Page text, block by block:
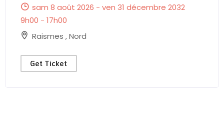
sam 8 août 2026 - ven 31 décembre 2032
9h00 - 17h00
Raismes ,Nord
Get Ticket